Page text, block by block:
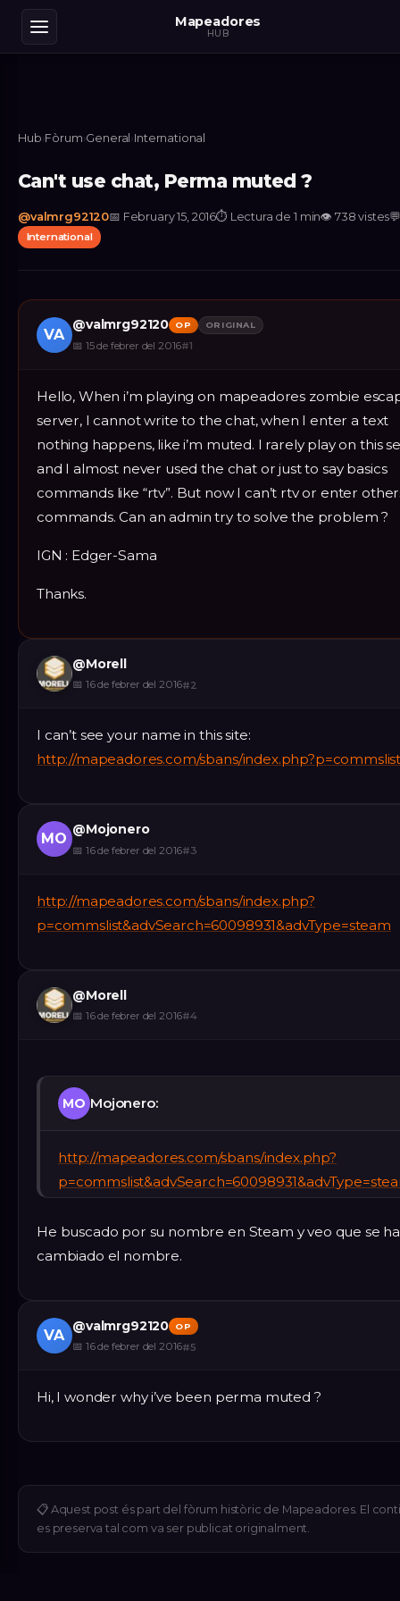
Mapeadores
HUB
Hub›Fòrum›General ›International
Can't use chat, Perma muted ?
@valmrg92120📅 February 15, 2016⏱ Lectura de 1 min👁 738 vistes
International
VA
@valmrg92120 OP ORIGINAL
📅 15 de febrer del 2016#1
Hello, When i’m playing on mapeadores zombie
server, I cannot write to the chat, when I enter a text
nothing happens, like i’m muted. I rarely play on this
and I almost never used the chat or just to say basics
commands like “rtv”. But now I can’t rtv or enter
commands. Can an admin try to solve the problem ?
IGN : Edger-Sama
Thanks.
@Morell
📅 16 de febrer del 2016#2
I can’t see your name in this site:
http://mapeadores.com/sbans/
MO
@Mojonero
📅 16 de febrer del 2016#3
http://mapeadores.com/sbans/index.php?
p=commslist&advSearch=60098931&advType=steam
@Morell
📅 16 de febrer del 2016#4
MO Mojonero:
http://mapeadores.com/sbans/index.php?
He buscado por su nombre en Steam y veo que se ha
cambiado el nombre.
VA
@valmrg92120 OP
📅 16 de febrer del 2016#5
Hi, I wonder why i’ve been perma muted ?
📋 Aquest post és part del fòrum històric de Mapeadores. El
es preserva tal com va ser publicat originalment.